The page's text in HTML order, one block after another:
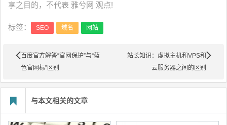
享之目的，不代表 雅兮网 观点!
标签： SEO 域名 网站
站长知识：虚拟主机和VPS和
云服务器之间的区别
百度官方解答“官网保护”与“蓝
色官网标”区别
与本文相关的文章